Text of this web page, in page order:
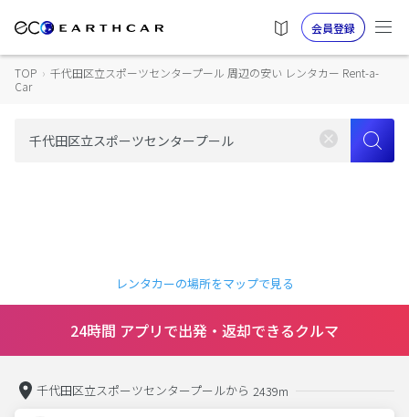
会員登録
TOP › 千代田区立スポーツセンタープール 周辺の安い レンタカー Rent-a-
Car
レンタカーの場所をマップで見る
24時間 アプリで出発・返却できるクルマ
千代田区立スポーツセンタープールから 2439m